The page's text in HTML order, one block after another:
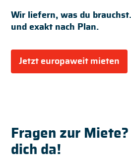
Wir liefern, was du
und exakt nach Plan.
Jetzt europaweit mieten
Fragen zur
dich da!